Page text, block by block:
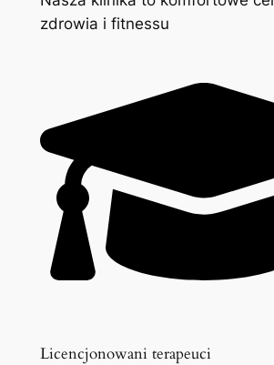
zdrowia i fitnessu
Licencjonowani terapeuci